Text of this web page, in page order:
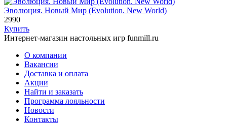
Эволюция. Новый Мир (Evolution. New World)
2990
Купить
Интернет-магазин настольных игр funmill.ru
О компании
Вакансии
Доставка и оплата
Акции
Найти и заказать
Программа лояльности
Новости
Контакты